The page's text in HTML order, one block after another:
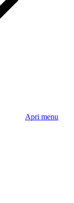
Apri menu